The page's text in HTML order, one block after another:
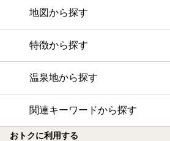
地図から探す
特徴から探す
温泉地から探す
関連キーワードから探す
おトクに利用する